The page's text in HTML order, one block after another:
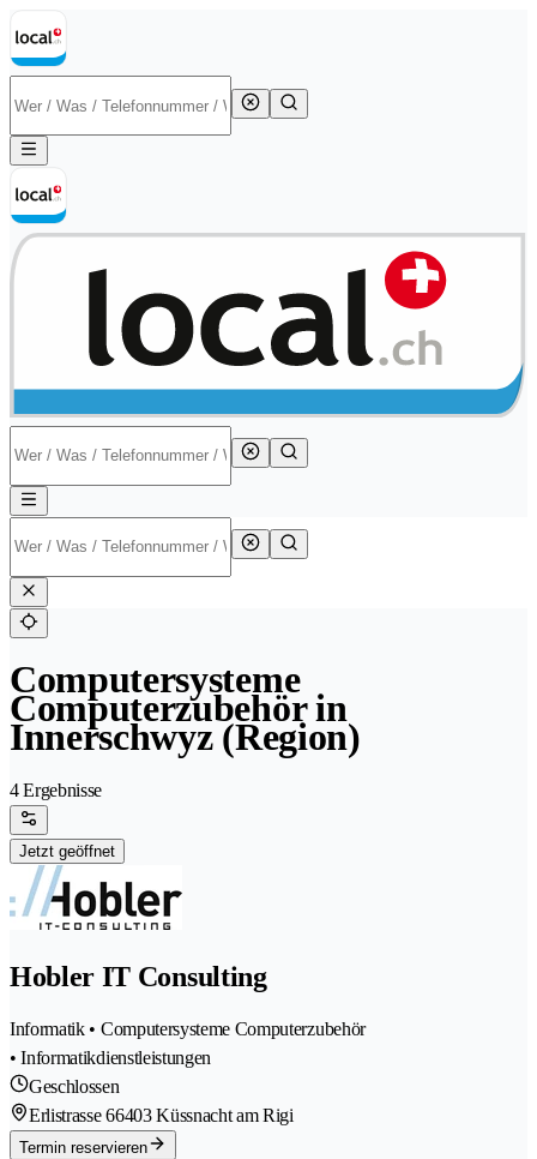
Computersysteme
Computerzubehör in
Innerschwyz (Region)
4 Ergebnisse
Jetzt geöffnet
Hobler IT Consulting
Informatik • Computersysteme Computerzubehör
• Informatikdienstleistungen
Geschlossen
Erlistrasse 66403 Küssnacht am Rigi
Termin reservieren